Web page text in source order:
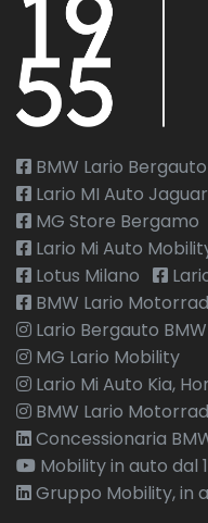
BMW Lario Bergauto
Lario MI Auto
MG Store Bergamo
Lario Mi Auto
Lotus Milano
BMW Lario Motorrad
Lario Bergauto
MG Lario Mobility
Lario Mi Auto Kia,
BMW Lario Motorrad
Concessionaria
Mobility in auto dal
Gruppo Mobility, in